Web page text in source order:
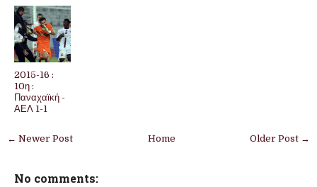
2015-16 :
10η :
Παναχαϊκή -
ΑΕΛ 1-1
← Newer Post Older Post →
Home
No comments: